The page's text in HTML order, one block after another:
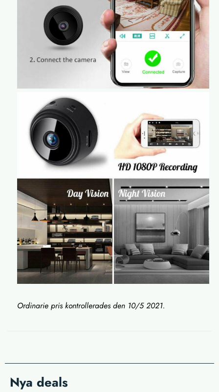
Ordinarie pris kontrollerades den 10/5 2021.
Nya deals